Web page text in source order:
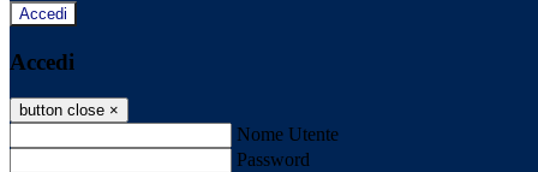
Accedi
Accedi
button close ×
Nome Utente
Password